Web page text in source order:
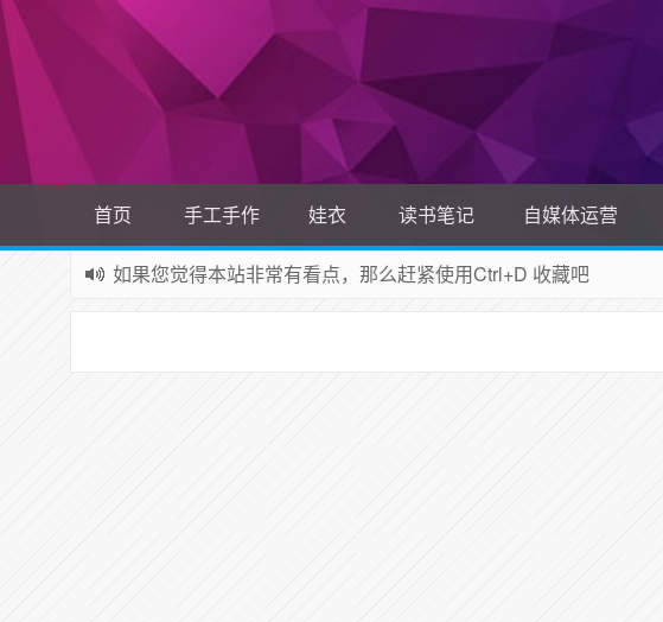
首页 手工手作 娃衣 读书笔记 自媒体运营
如果您觉得本站非常有看点，那么赶紧使用Ctrl+D 收藏吧
网站所有资源均来自网络，如有侵权请联系站长删除！